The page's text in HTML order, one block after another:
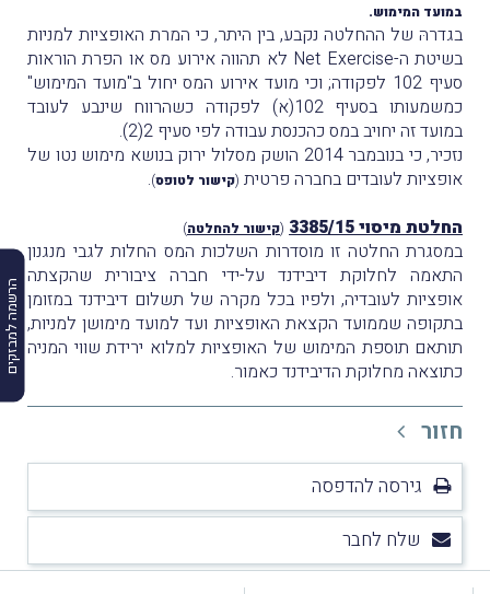
הרשמה למבזקים
במועד המימוש.
בגדרהּ של ההחלטה נקבע, בין היתר, כי המרת האופציות למניות
בשיטת ה-Net Exercise לא תהווה אירוע מס או הפרת הוראות
סעיף 102 לפקודה; וכי מועד אירוע המס יחול ב"מועד המימוש"
כמשמעותו בסעיף 102(א) לפקודה כשהרווח שינבע לעובד
במועד זה יחויב במס כהכנסת עבודה לפי סעיף 2(2).
נזכיר, כי בנובמבר 2014 הושק מסלול ירוק בנושא מימוש נטו של
אופציות לעובדים בחברה פרטית (קישור לטופס)
.
החלטת מיסוי 3385/15
(קישור להחלטה)
במסגרת החלטה זו מוסדרות השלכות המס החלות לגבי מנגנון
התאמה לחלוקת דיבידנד על-ידי חברה ציבורית שהקצתה
אופציות לעובדיה, ולפיו בכל מקרה של תשלום דיבידנד במזומן
בתקופה שממועד הקצאת האופציות ועד למועד מימושן למניות,
תותאם תוספת המימוש של האופציות למלוא ירידת שווי המניה
כתוצאה מחלוקת הדיבידנד כאמור.
חזור
גירסה להדפסה
שלח לחבר